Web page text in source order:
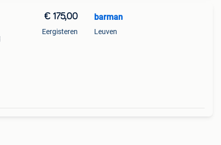
€ 175,00
Eergisteren
barman
Leuven